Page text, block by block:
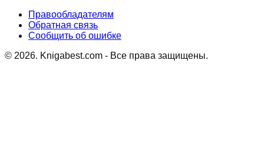
Правообладателям
Обратная связь
Сообщить об ошибке
© 2026. Knigabest.com - Все права защищены.